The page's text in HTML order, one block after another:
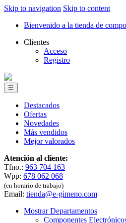
Skip to navigation Skip to content
Bienvenido a la tienda de
Clientes
Acceso
Registro
☰
Destacados
Ofertas
Novedades
Más vendidos
Mejor valorados
Atención al cliente:
Tfno.: 963 704 163
Wpp: 678 062 068
(en horario de trabajo)
Email: tienda@e-gimeno.com
Mostrar Departamentos
Componentes